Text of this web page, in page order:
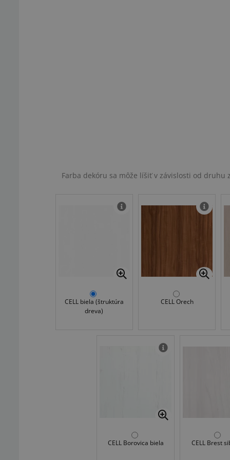
Farba dekóru sa môže líšiť v závislosti od
CELL biela (štruktúra
dreva)
CELL Orech
CELL Borovica biela CELL Brest